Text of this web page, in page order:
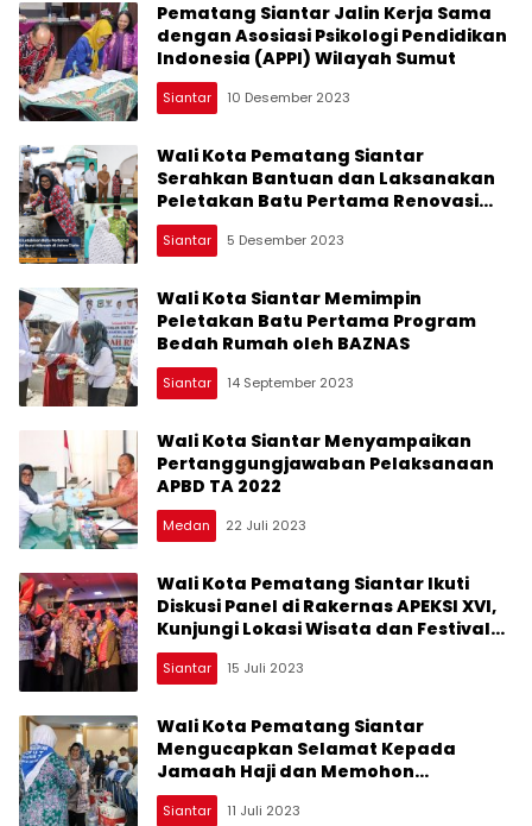
Pematang Siantar Jalin Kerja Sama
dengan Asosiasi Psikologi Pendidikan
Indonesia (APPI) Wilayah Sumut
Siantar 10 Desember 2023
Wali Kota Pematang Siantar
Serahkan Bantuan dan Laksanakan
Peletakan Batu Pertama Renovasi
Masjid Nurul Hikmah
Siantar 5 Desember 2023
Wali Kota Siantar Memimpin
Peletakan Batu Pertama Program
Bedah Rumah oleh BAZNAS
Siantar 14 September 2023
Wali Kota Siantar Menyampaikan
Pertanggungjawaban Pelaksanaan
APBD TA 2022
Medan 22 Juli 2023
Wali Kota Pematang Siantar Ikuti
Diskusi Panel di Rakernas APEKSI XVI,
Kunjungi Lokasi Wisata dan Festival
Seni
Siantar 15 Juli 2023
Wali Kota Pematang Siantar
Mengucapkan Selamat Kepada
Jamaah Haji dan Memohon
Dukungan untuk Kemajuan Kota
Siantar 11 Juli 2023